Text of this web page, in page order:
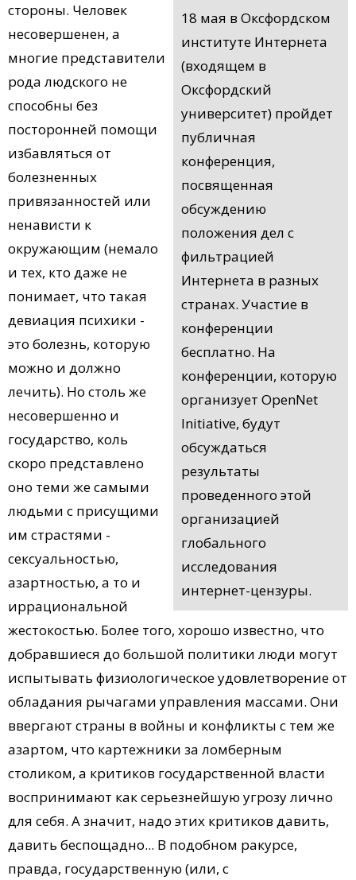
18 мая в Оксфордском
институте Интернета
(входящем в
Оксфордский
университет) пройдет
публичная
конференция,
посвященная
обсуждению
положения дел с
фильтрацией
Интернета в разных
странах. Участие в
конференции
бесплатно. На
конференции, которую
организует OpenNet
Initiative, будут
обсуждаться
результаты
проведенного этой
организацией
глобального
исследования
интернет-цензуры.
стороны. Человек
несовершенен, а
многие представители
рода людского не
способны без
посторонней помощи
избавляться от
болезненных
привязанностей или
ненависти к
окружающим (немало
и тех, кто даже не
понимает, что такая
девиация психики -
это болезнь, которую
можно и должно
лечить). Но столь же
несовершенно и
государство, коль
скоро представлено
оно теми же самыми
людьми с присущими
им страстями -
сексуальностью,
азартностью, а то и
иррациональной
жестокостью. Более того, хорошо известно, что
добравшиеся до большой политики люди могут
испытывать физиологическое удовлетворение от
обладания рычагами управления массами. Они
ввергают страны в войны и конфликты с тем же
азартом, что картежники за ломберным
столиком, а критиков государственной власти
воспринимают как серьезнейшую угрозу лично
для себя. А значит, надо этих критиков давить,
давить беспощадно... В подобном ракурсе,
правда, государственную (или, с